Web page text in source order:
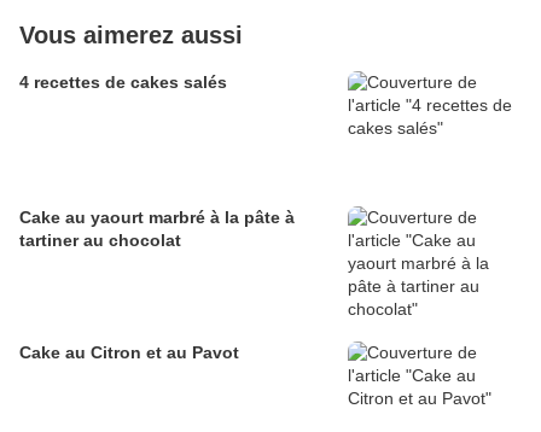
Vous aimerez aussi
4 recettes de cakes salés
Cake au yaourt marbré à la pâte à
tartiner au chocolat
Cake au Citron et au Pavot